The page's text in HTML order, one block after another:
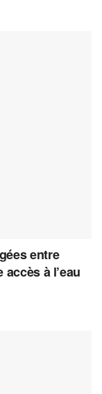
entre
à l’eau